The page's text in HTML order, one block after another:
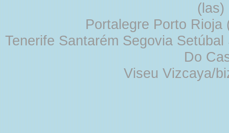
Portalegre Porto
Tenerife Santarém Segovia
Do
Viseu Vizcaya/